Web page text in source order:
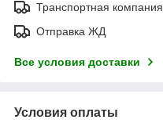
Транспортная компания
Отправка ЖД
Все условия доставки
Условия оплаты